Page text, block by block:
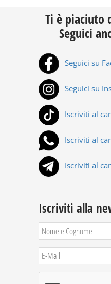
Ti è piaciuto
Seguici
Seguici su
Seguici su
Iscriviti al
Iscriviti al
Iscriviti al
Iscriviti alla